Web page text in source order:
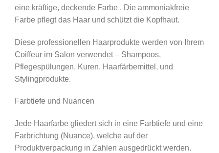
eine kräftige, deckende Farbe . Die ammoniakfreie
Farbe pflegt das Haar und schützt die Kopfhaut.
Diese professionellen Haarprodukte werden von Ihrem
Coiffeur im Salon verwendet – Shampoos,
Pflegespülungen, Kuren, Haarfärbemittel, und
Stylingprodukte.
Farbtiefe und Nuancen
Jede Haarfarbe gliedert sich in eine Farbtiefe und eine
Farbrichtung (Nuance), welche auf der
Produktverpackung in Zahlen ausgedrückt werden.